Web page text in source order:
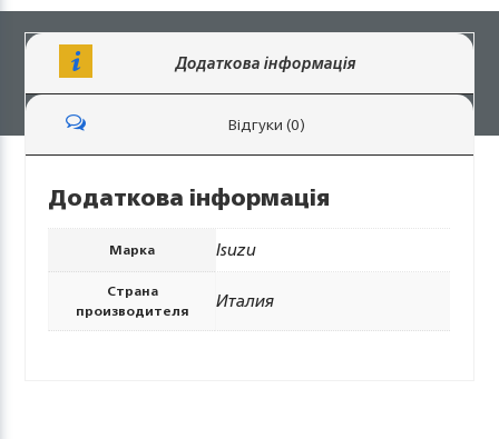
Додаткова інформація
Відгуки (0)
Додаткова інформація
Марка Isuzu
Страна
производителя
Италия